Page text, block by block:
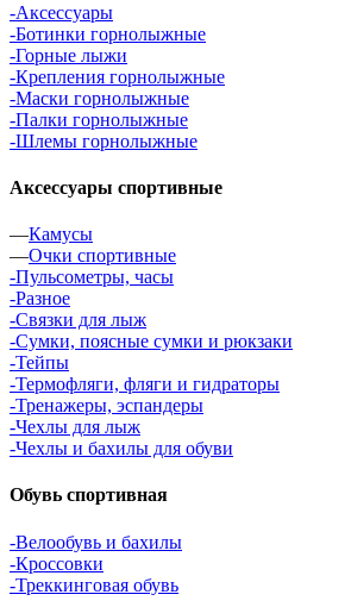
-Аксессуары
-Ботинки горнолыжные
-Горные лыжи
-Крепления горнолыжные
-Маски горнолыжные
-Палки горнолыжные
-Шлемы горнолыжные
Аксессуары спортивные
—Камусы
—Очки спортивные
-Пульсометры, часы
-Разное
-Связки для лыж
-Сумки, поясные сумки и рюкзаки
-Тейпы
-Термофляги, фляги и гидраторы
-Тренажеры, эспандеры
-Чехлы для лыж
-Чехлы и бахилы для обуви
Обувь спортивная
-Велообувь и бахилы
-Кроссовки
-Треккинговая обувь